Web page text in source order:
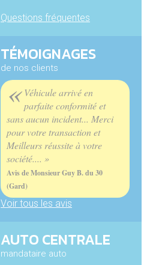
Questions fréquentes
TÉMOIGNAGES
de nos clients
« Véhicule arrivé en
parfaite conformité et
sans aucun incident... Merci
pour votre transaction et
Meilleurs réussite à votre
société.... »
Avis de Monsieur Guy B. du 30
(Gard)
Voir tous les avis
AUTO CENTRALE
mandataire auto